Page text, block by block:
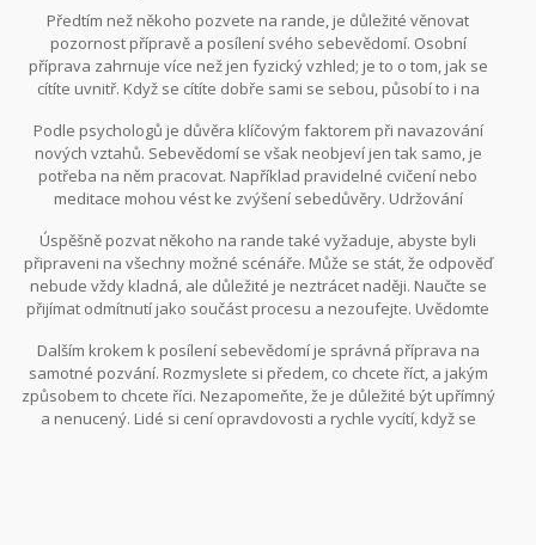
Předtím než někoho pozvete na rande, je důležité věnovat
pozornost přípravě a posílení svého sebevědomí. Osobní
příprava zahrnuje více než jen fyzický vzhled; je to o tom, jak se
cítíte uvnitř. Když se cítíte dobře sami se sebou, působí to i na
o tom, co vás činí jedinečnými. Mohou to být vaše zájmy, smysl pro
humor nebo empatie. Tyto kvality vám pomohou cítit se jistěji, když
budete někoho zvát na rande.
Podle psychologů je důvěra klíčovým faktorem při navazování
nových vztahů. Sebevědomí se však neobjeví jen tak samo, je
potřeba na něm pracovat. Například pravidelné cvičení nebo
meditace mohou vést ke zvýšení sebedůvěry. Udržování
strava, také přispívá k lepšímu pocitu ze sebe samého.
Úspěšně pozvat někoho na rande také vyžaduje, abyste byli
připraveni na všechny možné scénáře. Může se stát, že odpověď
nebude vždy kladná, ale důležité je neztrácet naději. Naučte se
přijímat odmítnutí jako součást procesu a nezoufejte. Uvědomte
světa.
Dalším krokem k posílení sebevědomí je správná příprava na
samotné pozvání. Rozmyslete si předem, co chcete říct, a jakým
způsobem to chcete říci. Nezapomeňte, že je důležité být upřímný
a nenucený. Lidé si cení opravdovosti a rychle vycítí, když se